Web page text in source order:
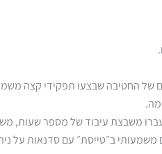
של החטיבה שבצעו תפקידי קצה
משבצת עיבוד של מספר שעות,
ב״טייסת״ עם סדנאות על